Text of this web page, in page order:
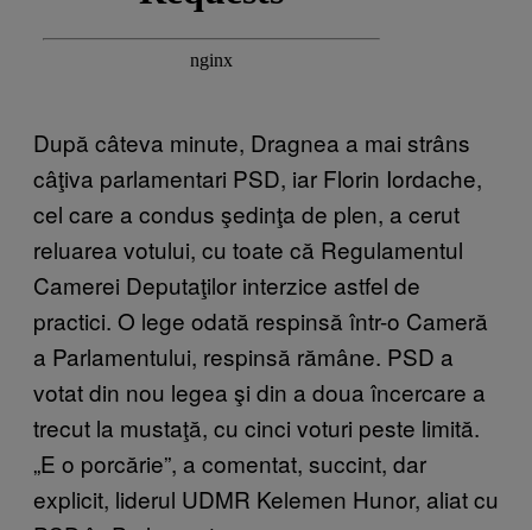
După câteva minute, Dragnea a mai strâns
câţiva parlamentari PSD, iar Florin Iordache,
cel care a condus şedinţa de plen, a cerut
reluarea votului, cu toate că Regulamentul
Camerei Deputaţilor interzice astfel de
practici. O lege odată respinsă într-o Cameră
a Parlamentului, respinsă rămâne. PSD a
votat din nou legea şi din a doua încercare a
trecut la mustaţă, cu cinci voturi peste limită.
„E o porcărie”, a comentat, succint, dar
explicit, liderul UDMR Kelemen Hunor, aliat cu